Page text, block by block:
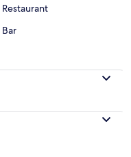
Restaurant
Bar